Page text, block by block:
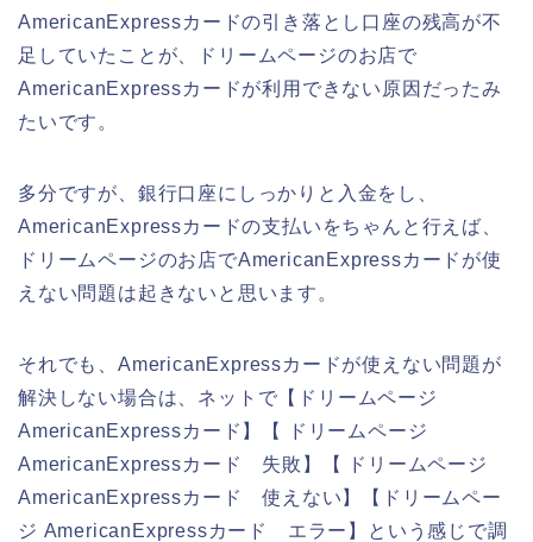
AmericanExpressカードの引き落とし口座の残高が不
足していたことが、ドリームページのお店で
AmericanExpressカードが利用できない原因だったみ
たいです。
多分ですが、銀行口座にしっかりと入金をし、
AmericanExpressカードの支払いをちゃんと行えば、
ドリームページのお店でAmericanExpressカードが使
えない問題は起きないと思います。
それでも、AmericanExpressカードが使えない問題が
解決しない場合は、ネットで【ドリームページ
AmericanExpressカード】【 ドリームページ
AmericanExpressカード 失敗】【 ドリームページ
AmericanExpressカード 使えない】【ドリームペー
ジ AmericanExpressカード エラー】という感じで調